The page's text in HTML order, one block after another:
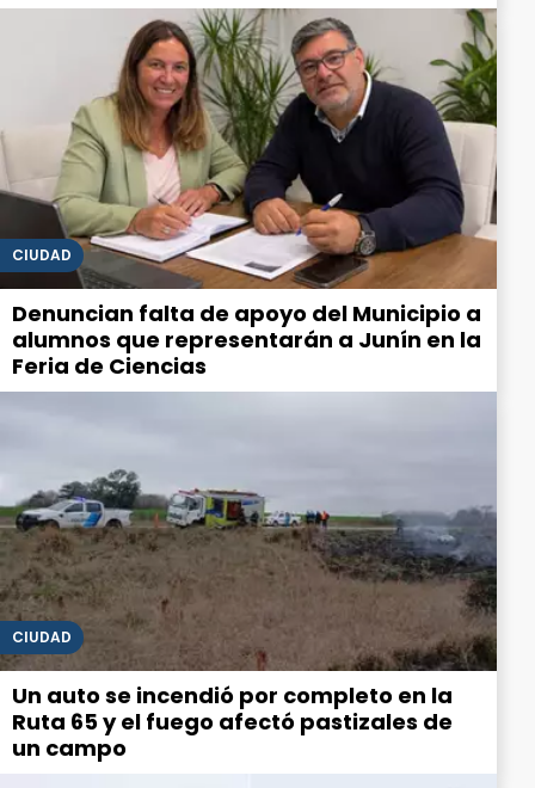
CIUDAD
Denuncian falta de apoyo del Municipio a
alumnos que representarán a Junín en la
Feria de Ciencias
CIUDAD
Un auto se incendió por completo en la
Ruta 65 y el fuego afectó pastizales de
un campo